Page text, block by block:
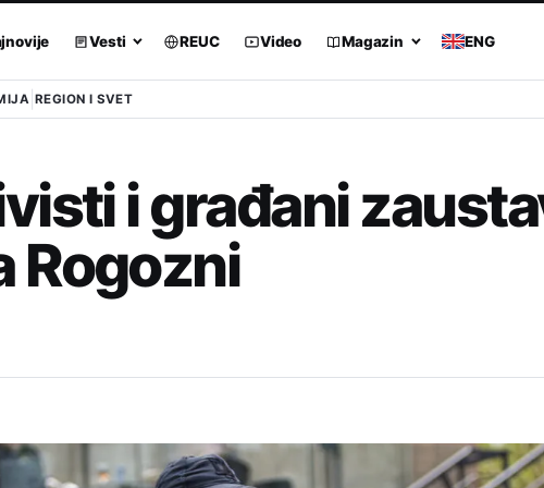
Vesti REUC Video Magazin ENG
REGION I SVET
i građani
Rogozni